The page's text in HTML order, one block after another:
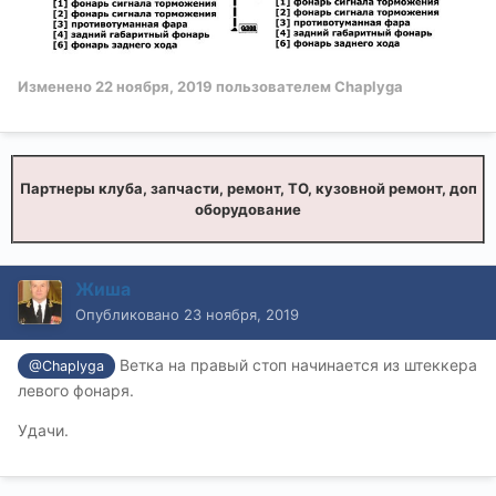
Изменено 22 ноября, 2019 пользователем Chaplyga
Партнеры клуба, запчасти, ремонт, ТО, кузовной ремонт, доп
оборудование
Жиша
Опубликовано 23 ноября, 2019
@Chaplyga
Ветка на правый стоп начинается из штеккера
левого фонаря.
Удачи.